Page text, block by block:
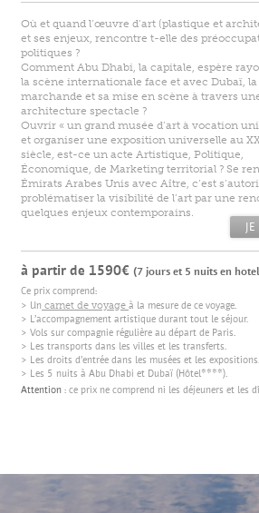
Où et quand l’œuvre d’art (plastique et
et ses enjeux, rencontre t-elle des
politiques ?
Comment Abu Dhabi, la capitale, espère
la scène internationale face et avec Dubaï,
marchande et sa mise en scène à travers
architecture spectacle ?
Ouvrir « un grand musée d’art à vocation
et organiser une exposition universelle au
siècle, est-ce un acte Artistique, Politique,
Économique, de Marketing territorial ? Se
Émirats Arabes Unis avec Aître, c’est
problématiser la visibilité de l’art par une
quelques enjeux contemporains.
à partir de 1590€ (7 jours et 5 nuits en
Ce prix comprend:
> Un carnet de voyage à la mesure de ce voyage.
> L’accompagnement artistique durant tout le séjour.
> Vols sur compagnie régulière au départ de Paris.
> Les transports dans les villes et les transferts.
> Les droits d’entrée dans les musées et les expositions.
> Les 5 nuits à Abu Dhabi et Dubaï (Hôtel****).
Attention : ce prix ne comprend ni les déjeuners et les